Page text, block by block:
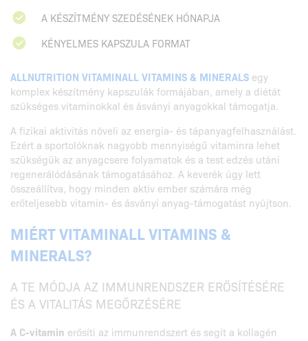
A KÉSZÍTMÉNY SZEDÉSÉNEK HÓNAPJA
KÉNYELMES KAPSZULA FORMAT
ALLNUTRITION VITAMINALL VITAMINS & MINERALS egy
komplex készítmény kapszulák formájában, amely a diétát
szükséges vitaminokkal és ásványi anyagokkal támogatja.
A fizikai aktivitás növeli az energia- és tápanyagfelhasználást.
Ezért a sportolóknak nagyobb mennyiségű vitaminra lehet
szükségük az anyagcsere folyamatok és a test edzés utáni
regenerálódásának támogatásához. A keverék úgy lett
összeállítva, hogy minden aktív ember számára még
erőteljesebb vitamin- és ásványi anyag-támogatást nyújtson.
MIÉRT VITAMINALL VITAMINS &
MINERALS?
A TE MÓDJA AZ IMMUNRENDSZER ERŐSÍTÉSÉRE
ÉS A VITALITÁS MEGŐRZÉSÉRE
A C-vitamin erősíti az immunrendszert és segít a kollagén